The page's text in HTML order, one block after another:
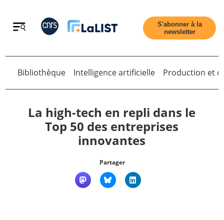
Retour
S'abonner à la
newsletter
Bibliothèque
Intelligence artificielle Production et
La high-tech en repli dans le
Top 50 des entreprises
innovantes
Partager